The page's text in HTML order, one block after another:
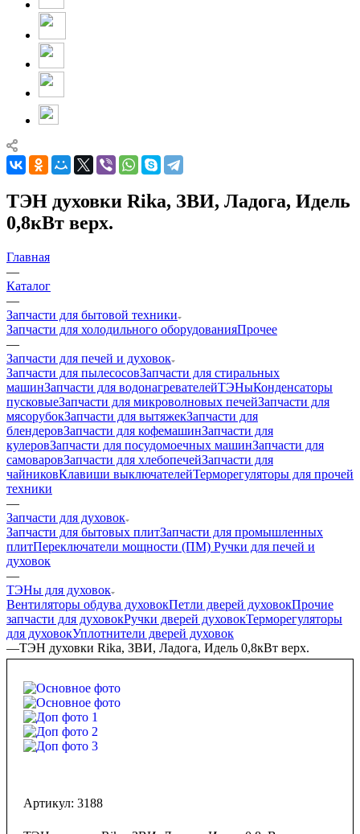
ТЭН духовки Rika, ЗВИ, Ладога, Идель
0,8кВт верх.
Главная
—
Каталог
—
Запчасти для бытовой техники
Запчасти для холодильного оборудованияПрочее
—
Запчасти для печей и духовок
Запчасти для пылесосовЗапчасти для стиральных
машинЗапчасти для водонагревателейТЭНыКонденсаторы
пусковыеЗапчасти для микроволновых печейЗапчасти для
мясорубокЗапчасти для вытяжекЗапчасти для
блендеровЗапчасти для кофемашинЗапчасти для
кулеровЗапчасти для посудомоечных машинЗапчасти для
самоваровЗапчасти для хлебопечейЗапчасти для
чайниковКлавиши выключателейТерморегуляторы для прочей
техники
—
Запчасти для духовок
Запчасти для бытовых плитЗапчасти для промышленных
плитПереключатели мощности (ПМ) Ручки для печей и
духовок
—
ТЭНы для духовок
Вентиляторы обдува духовокПетли дверей духовокПрочие
запчасти для духовокРучки дверей духовокТерморегуляторы
для духовокУплотнители дверей духовок
—ТЭН духовки Rika, ЗВИ, Ладога, Идель 0,8кВт верх.
Артикул: 3188